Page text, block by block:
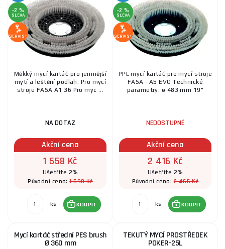
-2 %
SLEVA
SERVIS+
Měkký mycí kartáč pro jemnější
mytí a leštění podlah. Pro mycí
stroje FASA A1 36 Pro myc ...
NA DOTAZ
Akční cena
1 558 Kč
Ušetříte 2%
Původní cena:1 590 Kč
ks KOUPIT
-2 %
SLEVA
SERVIS+
PPL mycí kartáč pro mycí stroje
FASA - A5 EVO Technické
parametry: ø 483 mm 19"
NEDOSTUPNÉ
Akční cena
2 416 Kč
Ušetříte 2%
Původní cena:2 465 Kč
ks KOUPIT
Mycí kartáč střední PES brush
Ø 360 mm
TEKUTÝ MYCÍ PROSTŘEDEK
POKER-25L